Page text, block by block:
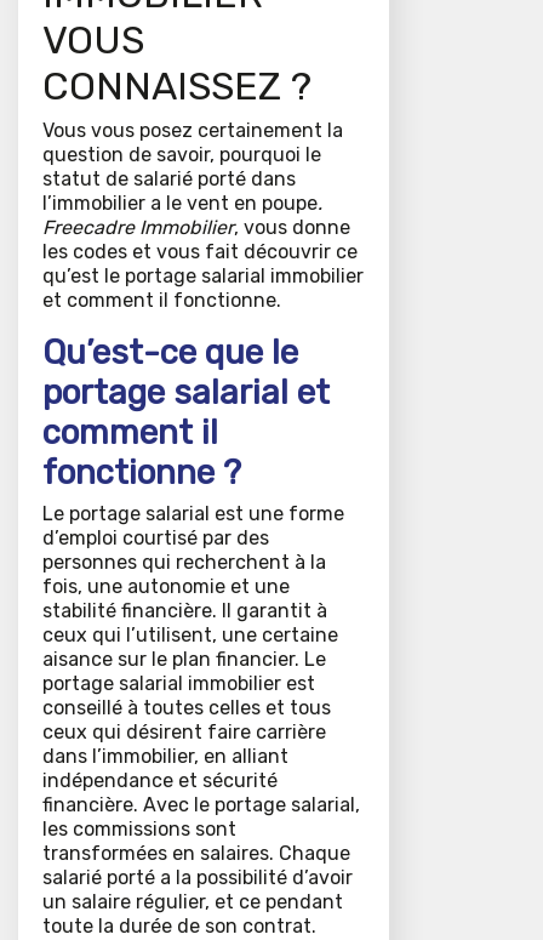
VOUS
CONNAISSEZ ?
Vous vous posez certainement la
question de savoir, pourquoi le
statut de salarié porté dans
l’immobilier a le vent en poupe.
Freecadre Immobilier, vous donne
les codes et vous fait découvrir ce
qu’est le portage salarial immobilier
et comment il fonctionne.
Qu’est-ce que le
portage salarial et
comment il
fonctionne ?
Le portage salarial est une forme
d’emploi courtisé par des
personnes qui recherchent à la
fois, une autonomie et une
stabilité financière. Il garantit à
ceux qui l’utilisent, une certaine
aisance sur le plan financier. Le
portage salarial immobilier est
conseillé à toutes celles et tous
ceux qui désirent faire carrière
dans l’immobilier, en alliant
indépendance et sécurité
financière. Avec le portage salarial,
les commissions sont
transformées en salaires. Chaque
salarié porté a la possibilité d’avoir
un salaire régulier, et ce pendant
toute la durée de son contrat.